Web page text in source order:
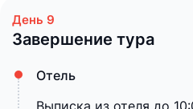
Завершение тура
Отель
Выписка из отеля до